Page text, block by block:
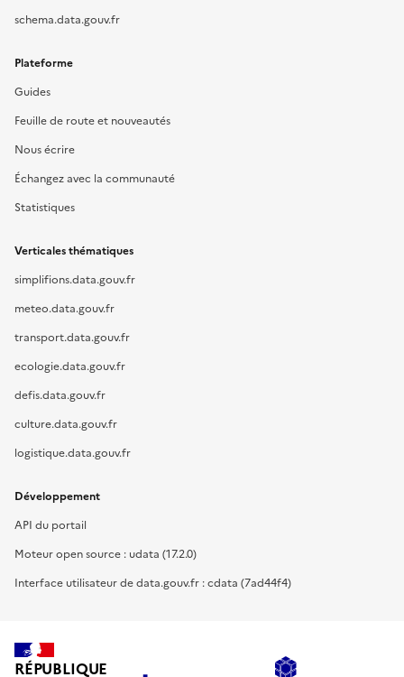
schema.data.gouv.fr
Plateforme
Guides
Feuille de route et nouveautés
Nous écrire
Échangez avec la communauté
Statistiques
Verticales thématiques
simplifions.data.gouv.fr
meteo.data.gouv.fr
transport.data.gouv.fr
ecologie.data.gouv.fr
defis.data.gouv.fr
culture.data.gouv.fr
logistique.data.gouv.fr
Développement
API du portail
Moteur open source : udata (17.2.0)
Interface utilisateur de data.gouv.fr : cdata (7ad44f4)
RÉPUBLIQUE